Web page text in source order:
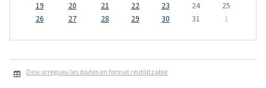
19
20 21 22 23 24
25
26
27 28 29 30 31 1
Descarregueu les dades en format reutilitzable